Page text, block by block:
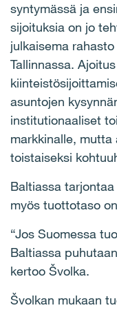
syntymässä ja
sijoituksia on jo
julkaisema
Tallinnassa.
asuntojen
institutionaaliset
markkinalle,
toistaiseksi
Baltiassa
myös tuottotaso
“Jos Suomessa
Baltiassa
kertoo Švolka.
Švolkan mukaan